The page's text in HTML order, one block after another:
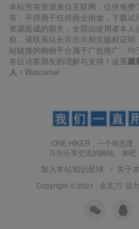
本站所有资源来自互联网，仅供免
有，不得用于任何商业用途，下载
资源造成的损失，全部由使用者本
权，请联系站长并出示相关版权证
站链接的购物平台属于广告推广，
各位访客朋友的理解与支持！这里藏
人 ！Welcome!
ONE HIKER，一个有态度
习与分享交流的网站。来吧
加入本站知识星球 关于
Copyright © 2021 · 金瓦刀· 强